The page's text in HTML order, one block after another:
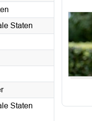
Staten
Staten